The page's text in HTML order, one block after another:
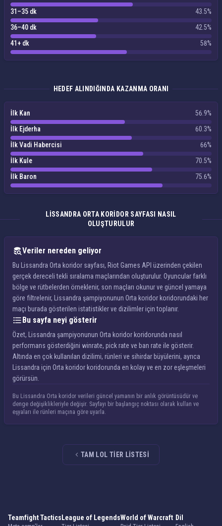
31–35 dk
43.5%
36–40 dk
42.5%
41+ dk
58%
HEDEF ALINDIĞINDA KAZANMA ORANI
İlk Kan
56.9%
İlk Ejderha
60.3%
İlk Vadi Habercisi
66%
İlk Kule
70.5%
İlk Baron
75.6%
LISSANDRA ORTA KORIDOR SAYFASI NASIL
OLUŞTURULUR
Veriler nereden geliyor
Bu Lissandra Orta koridor sayfası, Riot Games API üzerinden çekilen
gerçek dereceli tekli sıralama maçlarından oluşturulur. Oyuncular farklı
bölge ve rütbelerden örneklenir, son maçları okunur ve güncel yamaya
göre filtrelenir, Lissandra şampiyonunun Orta koridor koridorundaki her
maçı burada gösterilen istatistikler ve dizilimler için toplanır.
Bu sayfa neyi gösterir
Özet, Lissandra şampiyonunun Orta koridor koridorunda nasıl
performans gösterdiğini winrate, pick rate ve ban rate ile gösterir.
Altında en çok kullanılan dizilimi, rünleri ve sihirdar büyülerini, ayrıca
Lissandra için Orta koridor koridorunda en kolay ve en zor eşleşmeleri
görürsün.
Bu Lissandra Orta koridor verileri güncel yamanın bir anlık görüntüsüdür ve
denge değişiklikleriyle değişir. Sayfayı bir başlangıç noktası olarak kullan ve
eşyaları ile rünleri maçına göre uyarla.
TAM LOL TIER LISTESI
Teamfight Tactics League of LegendsWorld of Warcraft Dil